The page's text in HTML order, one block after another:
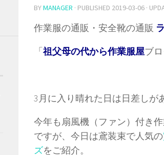
BYMANAGER · PUBLISHED 2019-03-06 ·
作業服の通販・安全靴の通販
「祖父母の代から作業服屋ブ
3月に入り晴れた日は日差しが
今年も扇風機（ファン）付き
ですが、今日は鳶装束で人気の
ズをご紹介。